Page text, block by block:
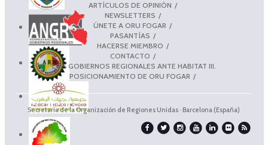
ARTÍCULOS DE OPINIÓN
NEWSLETTERS
ÚNETE A ORU FOGAR
PASANTÍAS
HACERSE MIEMBRO
CONTACTO
LOS GOBIERNOS REGIONALES ANTE HABITAT III.
POSICIONAMIENTO DE ORU FOGAR
Secretaría de la Organización de Regiones Unidas · Barcelona (España)